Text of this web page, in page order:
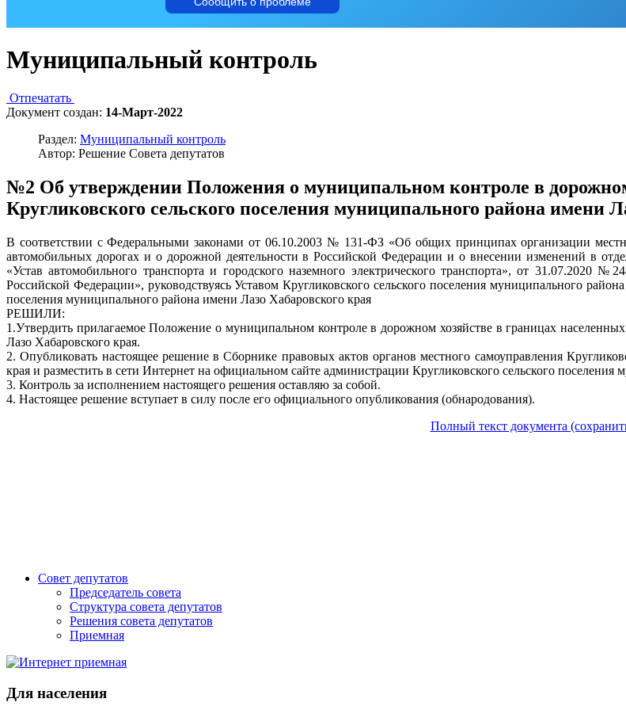
Муниципальный контроль
Отпечатать
Документ создан: 14-Март-2022
Раздел: Муниципальный контроль
Автор: Решение Совета депутатов
№2 Об утверждении Положения о муниципальном контроле в
Кругликовского сельского поселения муниципального района имени
В соответствии с Федеральными законами от 06.10.2003 № 131-ФЗ «Об общих принципах организации
автомобильных дорогах и о дорожной деятельности в Российской Федерации и о внесении изменений в
«Устав автомобильного транспорта и городского наземного электрического транспорта», от 31.07.2020
Российской Федерации», руководствуясь Уставом Кругликовского сельского поселения муниципального
поселения муниципального района имени Лазо Хабаровского края
РЕШИЛИ:
1.Утвердить прилагаемое Положение о муниципальном контроле в дорожном хозяйстве в границах
Лазо Хабаровского края.
2. Опубликовать настоящее решение в Сборнике правовых актов органов местного самоуправления
края и разместить в сети Интернет на официальном сайте администрации Кругликовского сельского
3. Контроль за исполнением настоящего решения оставляю за собой.
4. Настоящее решение вступает в силу после его официального опубликования (обнародования).
Полный текст документа
Совет депутатов
Председатель совета
Структура совета депутатов
Решения совета депутатов
Приемная
Для населения